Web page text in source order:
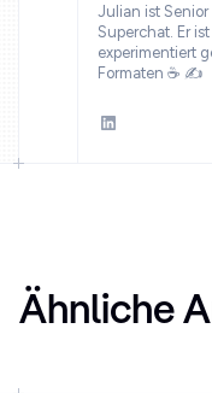
Julian ist
Superchat. Er
experimentiert
Formaten ☕ ✍️
Ähnliche